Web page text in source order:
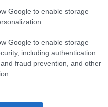
Google to enable storage
Google to enable storage
including authentication
fraud prevention, and other
Rolls-Royce sorozat